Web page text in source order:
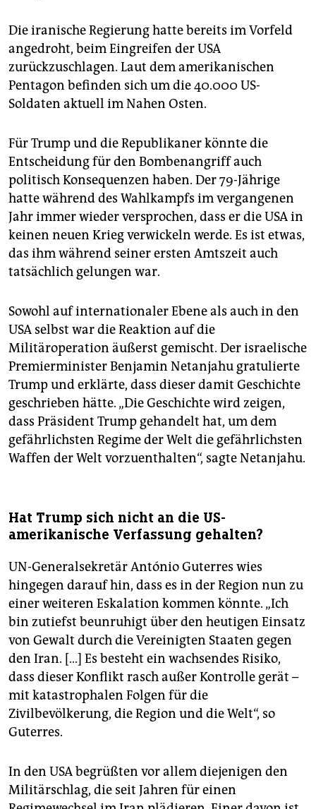
Die iranische Regierung hatte bereits im Vorfeld
angedroht, beim Eingreifen der USA
zurückzuschlagen. Laut dem amerikanischen
Pentagon befinden sich um die 40.000 US-
Soldaten aktuell im Nahen Osten.
Für Trump und die Republikaner könnte die
Entscheidung für den Bombenangriff auch
politisch Konsequenzen haben. Der 79-Jährige
hatte während des Wahlkampfs im vergangenen
Jahr immer wieder versprochen, dass er die USA in
keinen neuen Krieg verwickeln werde. Es ist etwas,
das ihm während seiner ersten Amtszeit auch
tatsächlich gelungen war.
Sowohl auf internationaler Ebene als auch in den
USA selbst war die Reaktion auf die
Militäroperation äußerst gemischt. Der israelische
Premierminister Benjamin Netanjahu gratulierte
Trump und erklärte, dass dieser damit Geschichte
geschrieben hätte. „Die Geschichte wird zeigen,
dass Präsident Trump gehandelt hat, um dem
gefährlichsten Regime der Welt die gefährlichsten
Waffen der Welt vorzuenthalten“, sagte Netanjahu.
Hat Trump sich nicht an die US-
amerikanische Verfassung gehalten?
UN-Generalsekretär António Guterres wies
hingegen darauf hin, dass es in der Region nun zu
einer weiteren Eskalation kommen könnte. „Ich
bin zutiefst beunruhigt über den heutigen Einsatz
von Gewalt durch die Vereinigten Staaten gegen
den Iran. […] Es besteht ein wachsendes Risiko,
dass dieser Konflikt rasch außer Kontrolle gerät –
mit katastrophalen Folgen für die
Zivilbevölkerung, die Region und die Welt“, so
Guterres.
In den USA begrüßten vor allem diejenigen den
Militärschlag, die seit Jahren für einen